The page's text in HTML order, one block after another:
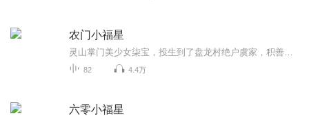
农门小福星
82 4.4万
六零小福星